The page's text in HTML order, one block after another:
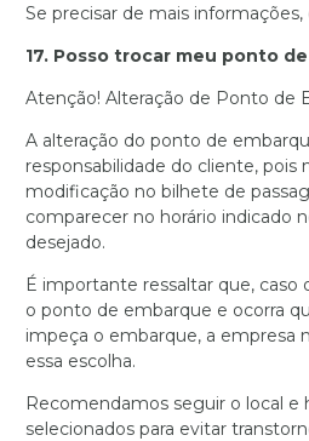
Se precisar de mais
17. Posso trocar meu ponto
Atenção! Alteração de Ponto de
A alteração do ponto de
responsabilidade do cliente, pois
modificação no bilhete de
comparecer no horário indicado
desejado.
É importante ressaltar que,
o ponto de embarque e ocorra
impeça o embarque, a empresa
essa escolha.
Recomendamos seguir o local e
selecionados para evitar